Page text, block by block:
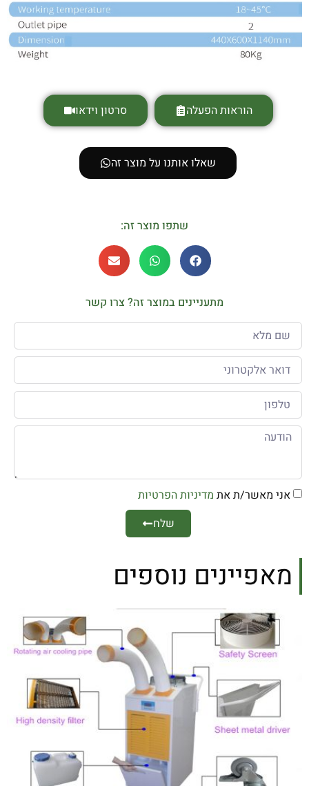
הוראות הפעלה סרטון וידאו
שאלו אותנו על מוצר זה
שתפו מוצר זה:
מתעניינים במוצר זה? צרו קשר
אני מאשר/ת את מדיניות הפרטיות
שלח
מאפיינים נוספים